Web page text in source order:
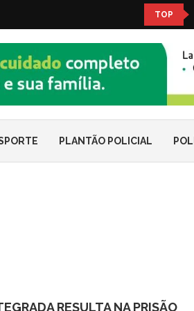
TOP
PLANTÃO POLICIAL
RESULTA NA PRISÃO